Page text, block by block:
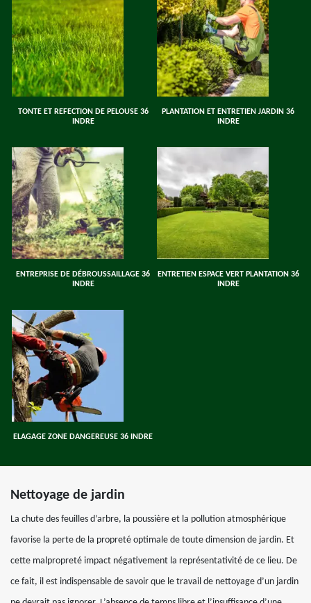
TONTE ET REFECTION DE PELOUSE 36
INDRE
PLANTATION ET ENTRETIEN JARDIN 36
INDRE
ENTREPRISE DE DÉBROUSSAILLAGE 36
INDRE
ENTRETIEN ESPACE VERT PLANTATION 36
INDRE
ELAGAGE ZONE DANGEREUSE 36 INDRE
Nettoyage de jardin
La chute des feuilles d’arbre, la poussière et la pollution atmosphérique
favorise la perte de la propreté optimale de toute dimension de jardin. Et
cette malpropreté impact négativement la représentativité de ce lieu. De
ce fait, il est indispensable de savoir que le travail de nettoyage d’un jardin